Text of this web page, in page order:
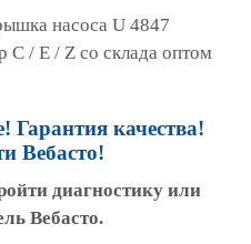
насоса U 4847
C / E / Z со склада оптом
качества!
Вебасто!
диагностику или
Вебасто.